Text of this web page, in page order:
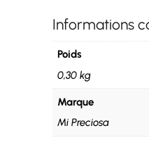
Informations
Poids
0,30 kg
Marque
Mi Preciosa